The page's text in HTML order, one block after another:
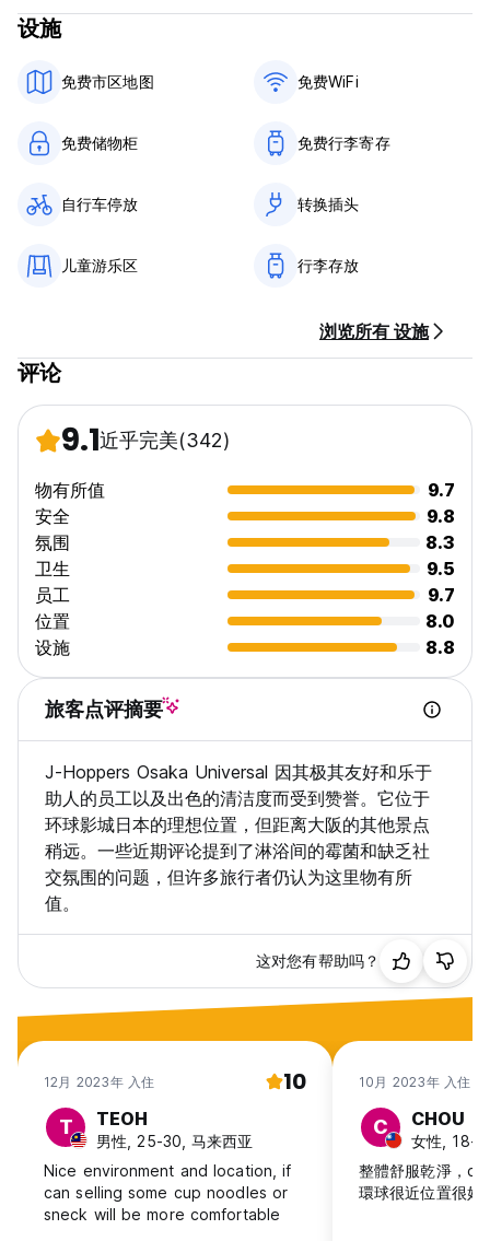
设施
免费市区地图 免费WiFi
免费储物柜 免费行李寄存
自行车停放 转换插头
儿童游乐区 行李存放
浏览所有 设施
评论
9.1近乎完美(342)
物有所值
9.7
安全
9.8
氛围
8.3
卫生
9.5
员工
9.7
位置
8.0
设施
8.8
旅客点评摘要
J-Hoppers Osaka Universal 因其极其友好和乐于
助人的员工以及出色的清洁度而受到赞誉。它位于
环球影城日本的理想位置，但距离大阪的其他景点
稍远。一些近期评论提到了淋浴间的霉菌和缺乏社
交氛围的问题，但许多旅行者仍认为这里物有所
值。
这对您有帮助吗？
12月 2023年 入住 10
T TEOH
男性, 25-30, 马来西亚
Nice environment and location, if
can selling some cup noodles or
sneck will be more comfortable
10月 2023年 入住
C CHOU
女性, 18-
整體舒服乾淨，cp
環球很近位置很好